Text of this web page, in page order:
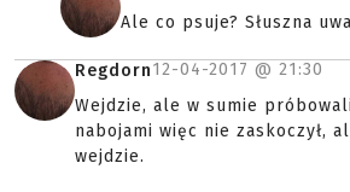
Ale co psuje? Słuszna
Regdorn12-04-2017 @ 21:30
Wejdzie, ale w sumie
nabojami więc nie zaskoczył,
wejdzie.